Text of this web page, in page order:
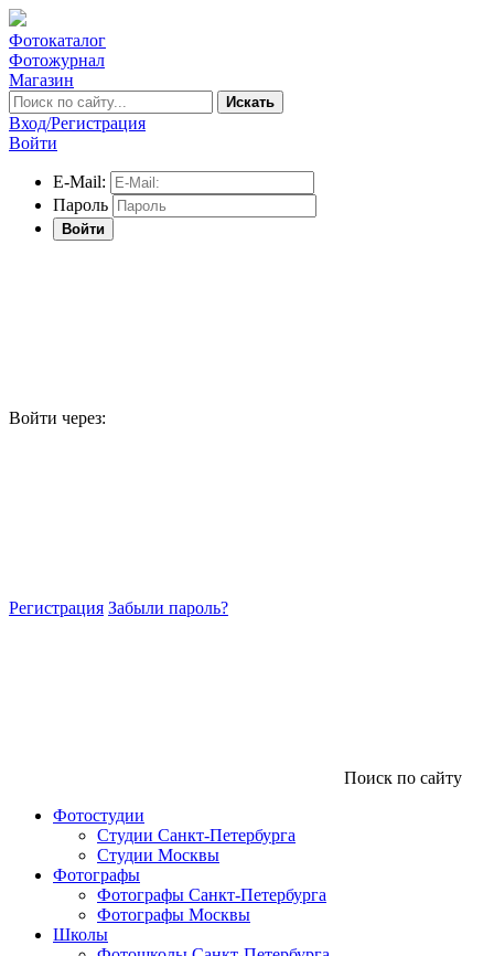
Фотокаталог
Фотожурнал
Магазин
Искать
Вход/Регистрация
Войти
E-Mail:
Пароль
Войти
Войти через:
Регистрация Забыли пароль?
Поиск по сайту
Фотостудии
Студии Санкт-Петербурга
Студии Москвы
Фотографы
Фотографы Санкт-Петербурга
Фотографы Москвы
Школы